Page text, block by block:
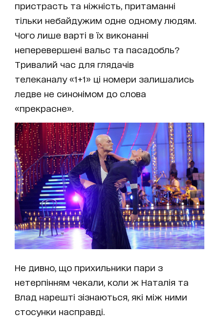
пристрасть та ніжність, притаманні
тільки небайдужим одне одному людям.
Чого лише варті в їх виконанні
неперевершені вальс та пасадобль?
Тривалий час для глядачів
телеканалу «1+1» ці номери залишались
ледве не синонімом до слова
«прекрасне».
Не дивно, що прихильники пари з
нетерпінням чекали, коли ж Наталія та
Влад нарешті зізнаються, які між ними
стосунки насправді.